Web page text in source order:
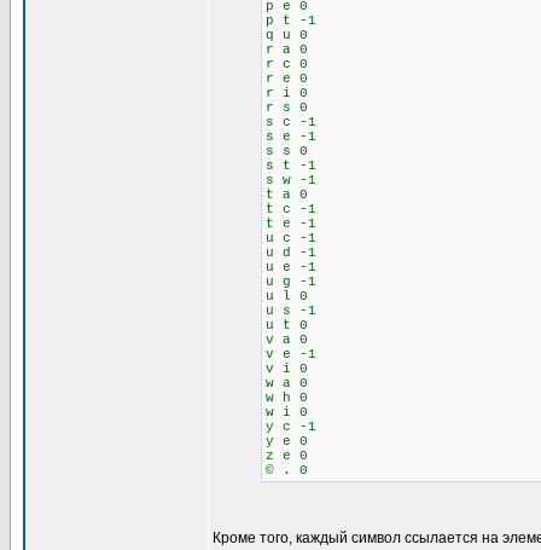
p e 0
p t -1
q u 0
r a 0
r c 0
r e 0
r i 0
r s 0
s c -1
s e -1
s s 0
s t -1
s w -1
t a 0
t c -1
t e -1
u c -1
u d -1
u e -1
u g -1
u l 0
u s -1
u t 0
v a 0
v e -1
v i 0
w a 0
w h 0
w i 0
y c -1
y e 0
z e 0
© . 0
Кроме того, каждый символ ссылается на